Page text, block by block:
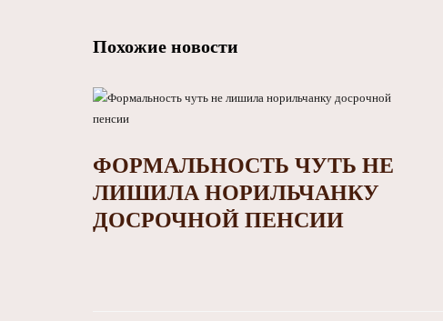
Похожие новости
ФОРМАЛЬНОСТЬ ЧУТЬ НЕ
ЛИШИЛА НОРИЛЬЧАНКУ
ДОСРОЧНОЙ ПЕНСИИ